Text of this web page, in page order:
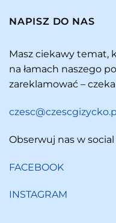
NAPISZ DO NAS
Masz ciekawy temat,
na łamach naszego
zareklamować –
Obserwuj nas w
FACEBOOK
INSTAGRAM